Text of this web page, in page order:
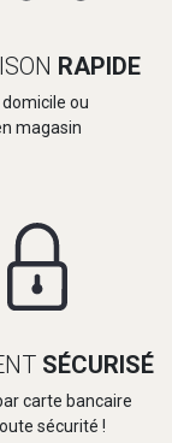
RAPIDE
ou
magasin
SÉCURISÉ
carte bancaire
sécurité !